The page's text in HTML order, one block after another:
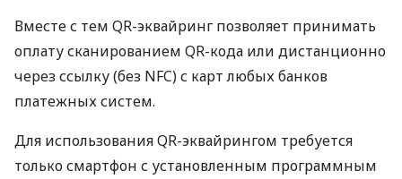
Вместе с тем QR-эквайринг позволяет принимать
оплату сканированием QR-кода или дистанционно
через ссылку (без NFC) с карт любых банков
платежных систем.
Для использования QR-эквайрингом требуется
только смартфон с установленным программным